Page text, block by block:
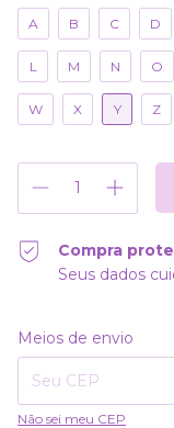
A B C D
L M N O
W X Y Z
Compra
Seus dados
Entregas para o CEP:
Meios de envio
Não sei meu CEP